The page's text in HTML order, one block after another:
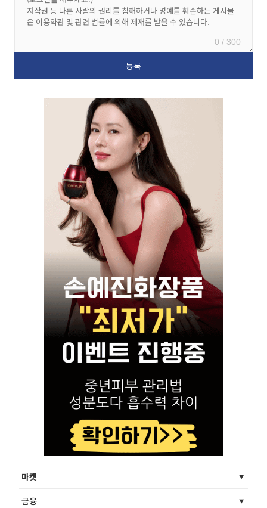
0 / 300
마켓
금융